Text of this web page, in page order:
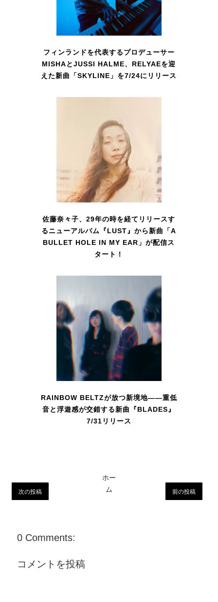
フィンランドを代表するプロデューサー
MISHAとJUSSI HALME、RELYAEを迎
えた新曲「SKYLINE」を7/24にリリース
佐藤奈々子、29年の時を経てリリースす
るニューアルバム『LUST』から新曲「A
BULLET HOLE IN MY EAR」が配信ス
タート！
RAINBOW BELTZが放つ新境地――重低
音と浮遊感が交錯する新曲『BLADES』
7/31リリース
次の投稿 前の投稿
ホー
ム
0 Comments:
コメントを投稿